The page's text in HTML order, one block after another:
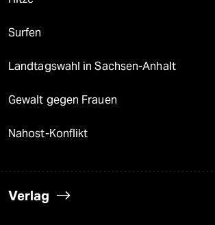
Surfen
Landtagswahl in Sachsen-Anhalt
Gewalt gegen Frauen
Nahost-Konflikt
Verlag